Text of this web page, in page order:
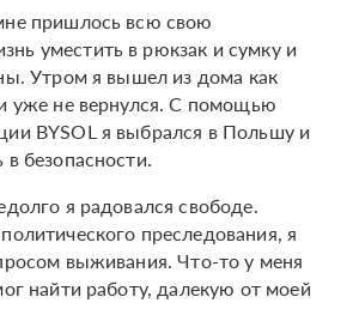
пришлось всю свою
уместить в рюкзак и сумку и
Утром я вышел из дома как
уже не вернулся. С помощью
BYSOL я выбрался в Польшу и
безопасности.
я радовался свободе.
преследования, я
выживания. Что-то у меня
найти работу, далекую от моей